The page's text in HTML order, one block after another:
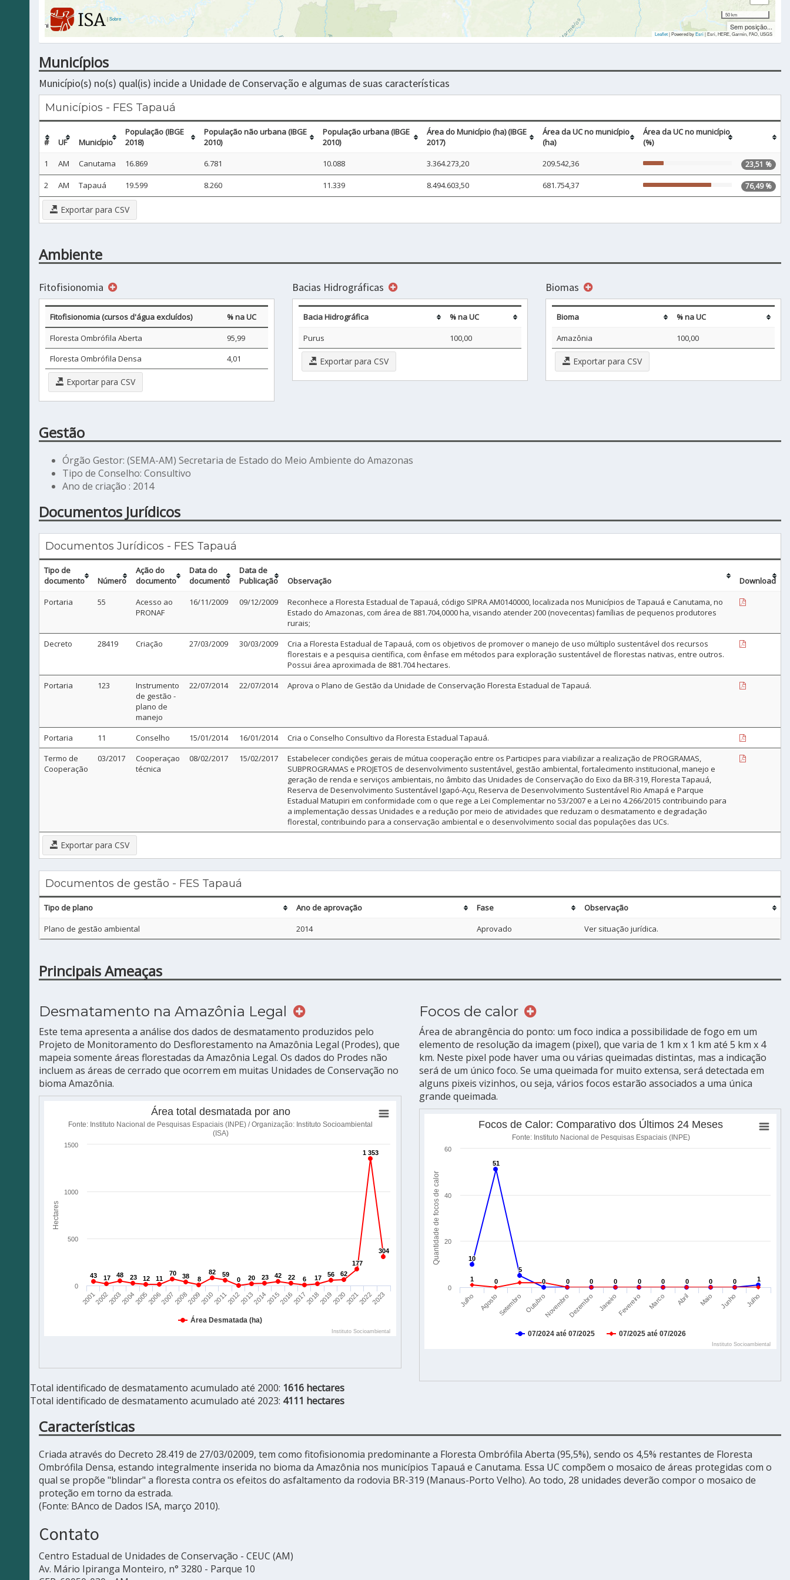
|Sobre
50 km
Sem posição...
Leaflet| Powered byEsri|Esri, HERE, Garmin, FAO, USGS
Municípios
Município(s) no(s) qual(is) incide a Unidade de Conservação e algumas de suas características
Municípios - FES Tapauá
# UF Município
População (IBGE
2018)
População não urbana (IBGE
2010)
População urbana (IBGE
2010)
Área do Município (ha) (IBGE
2017)
Área da UC no município
(ha)
Área da UC no município
(%)
1
AM Canutama 16.869 6.781 10.088 3.364.273,20 209.542,36 23,51 %
2 AM Tapauá 19.599 8.260 11.339 8.494.603,50 681.754,37 76,49 %
Exportar para CSV
Ambiente
Fitofisionomia
Fitofisionomia (cursos d'água excluídos)
% na UC
Floresta Ombrófila Aberta
95,99
Floresta Ombrófila Densa
4,01
Exportar para CSV
Bacias Hidrográficas
Bacia Hidrográfica
% na UC
Purus
100,00
Exportar para CSV
Biomas
Bioma
% na UC
Amazônia
100,00
Exportar para CSV
Gestão
Órgão Gestor: (SEMA-AM) Secretaria de Estado do Meio Ambiente do Amazonas
Tipo de Conselho: Consultivo
Ano de criação : 2014
Documentos Jurídicos
Documentos Jurídicos - FES Tapauá
Tipo de
documento
Número
Ação do
documento
Data do
documento
Data de
Publicação
Observação
Download
Portaria
55
Acesso ao
PRONAF
16/11/2009 09/12/2009
Reconhece a Floresta Estadual de Tapauá, código SIPRA AM0140000, localizada nos Municípios de Tapauá e Canutama, no
Estado do Amazonas, com área de 881.704,0000 ha, visando atender 200 (novecentas) famílias de pequenos produtores
rurais;
Decreto
28419 Criação 27/03/2009 30/03/2009
Cria a Floresta Estadual de Tapauá, com os objetivos de promover o manejo de uso múltiplo sustentável dos recursos
florestais e a pesquisa científica, com ênfase em métodos para exploração sustentável de florestas nativas, entre outros.
Possui área aproximada de 881.704 hectares.
Portaria
123
Instrumento
de gestão -
plano de
manejo
22/07/2014 22/07/2014 Aprova o Plano de Gestão da Unidade de Conservação Floresta Estadual de Tapauá.
Portaria 11 Conselho 15/01/2014 16/01/2014
Cria o Conselho Consultivo da Floresta Estadual Tapauá.
Termo de
Cooperação
03/2017
Cooperaçao
técnica
08/02/2017 15/02/2017
Estabelecer condições gerais de mútua cooperação entre os Participes para viabilizar a realização de PROGRAMAS,
SUBPROGRAMAS e PROJETOS de desenvolvimento sustentável, gestão ambiental, fortalecimento institucional, manejo e
geração de renda e serviços ambientais, no âmbito das Unidades de Conservação do Eixo da BR-319, Floresta Tapauá,
Reserva de Desenvolvimento Sustentável Igapó-Açu, Reserva de Desenvolvimento Sustentável Rio Amapá e Parque
Estadual Matupiri em conformidade com o que rege a Lei Complementar no 53/2007 e a Lei no 4.266/2015 contribuindo para
a implementação dessas Unidades e a redução por meio de atividades que reduzam o desmatamento e degradação
florestal, contribuindo para a conservação ambiental e o desenvolvimento social das populações das UCs.
Exportar para CSV
Documentos de gestão - FES Tapauá
Tipo de plano Ano de aprovação Fase
Observação
Plano de gestão ambiental
2014 Aprovado Ver situação jurídica.
Principais Ameaças
Desmatamento na Amazônia Legal
Este tema apresenta a análise dos dados de desmatamento produzidos pelo
Projeto de Monitoramento do Desflorestamento na Amazônia Legal (Prodes), que
mapeia somente áreas florestadas da Amazônia Legal. Os dados do Prodes não
incluem as áreas de cerrado que ocorrem em muitas Unidades de Conservação no
bioma Amazônia.
Focos de calor
Área de abrangência do ponto: um foco indica a possibilidade de fogo em um
elemento de resolução da imagem (pixel), que varia de 1 km x 1 km até 5 km x 4
km. Neste pixel pode haver uma ou várias queimadas distintas, mas a indicação
será de um único foco. Se uma queimada for muito extensa, será detectada em
alguns pixeis vizinhos, ou seja, vários focos estarão associados a uma única
grande queimada.
Total identificado de desmatamento acumulado até 2000: 1616 hectares
Total identificado de desmatamento acumulado até 2023: 4111 hectares
Características
Criada através do Decreto 28.419 de 27/03/02009, tem como fitofisionomia predominante a Floresta Ombrófila Aberta (95,5%), sendo os 4,5% restantes de Floresta
Ombrófila Densa, estando integralmente inserida no bioma da Amazônia nos municípios Tapauá e Canutama. Essa UC compõem o mosaico de áreas protegidas com o
qual se propõe "blindar" a floresta contra os efeitos do asfaltamento da rodovia BR-319 (Manaus-Porto Velho). Ao todo, 28 unidades deverão compor o mosaico de
proteção em torno da estrada.
(Fonte: BAnco de Dados ISA, março 2010).
Contato
Centro Estadual de Unidades de Conservação - CEUC (AM)
Av. Mário Ipiranga Monteiro, n° 3280 - Parque 10